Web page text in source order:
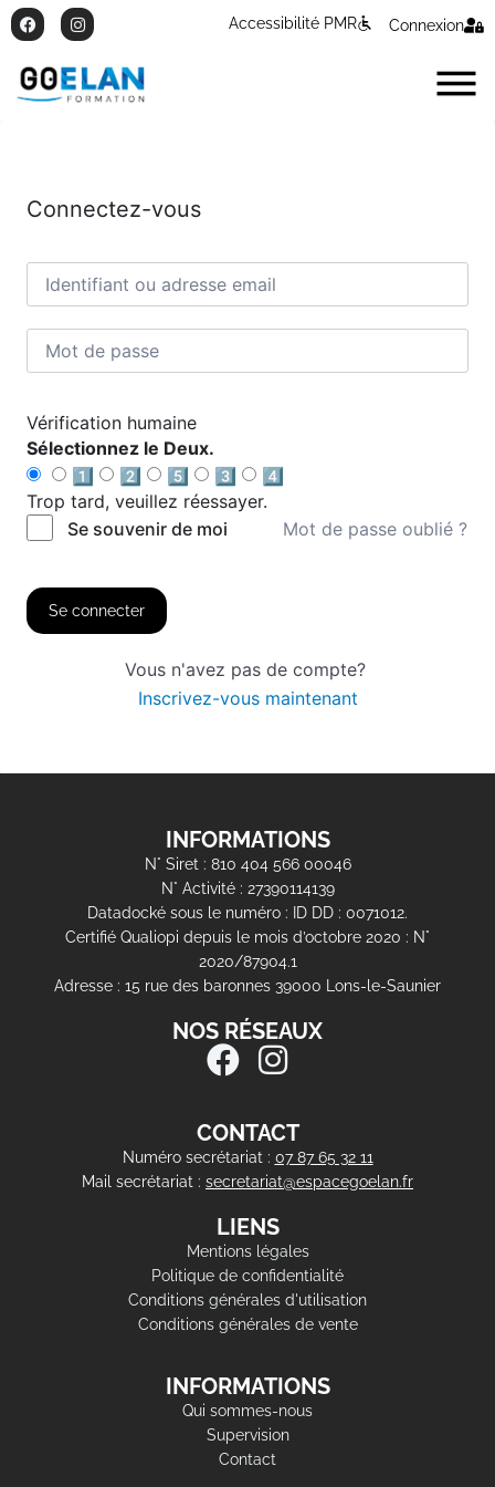
Accessibilité PMR Connexion
Connectez-vous
Vérification humaine
Sélectionnez le Deux.
1️⃣
2️⃣ 5️⃣ 3️⃣
4️⃣
Trop tard, veuillez réessayer.
Se souvenir de moi
Mot de passe oublié ?
Se connecter
Vous n'avez pas de compte?
Inscrivez-vous maintenant
INFORMATIONS
N° Siret : 810 404 566 00046
N° Activité : 27390114139
Datadocké sous le numéro : ID DD : 0071012.
Certifié Qualiopi depuis le mois d’octobre 2020 : N°
2020/87904.1
Adresse : 15 rue des baronnes 39000 Lons-le-Saunier
NOS RÉSEAUX
CONTACT
Numéro secrétariat : 07 87 65 32 11
Mail secrétariat : secretariat@espacegoelan.fr
LIENS
Mentions légales
Politique de confidentialité
Conditions générales d'utilisation
Conditions générales de vente
INFORMATIONS
Qui sommes-nous
Supervision
Contact